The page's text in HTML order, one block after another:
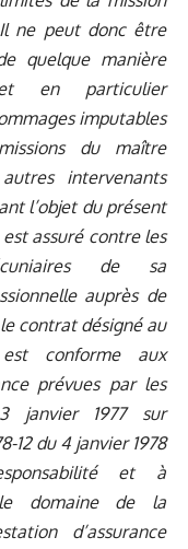
ne peut donc être
quelque manière
en particulier
imputables
du maître
intervenants
l’objet du présent
assuré contre les
de sa
auprès de
contrat désigné au
conforme aux
prévues par les
janvier 1977 sur
12 du 4 janvier 1978
et à
le domaine de la
d’assurance